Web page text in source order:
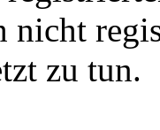
nicht
zu tun.